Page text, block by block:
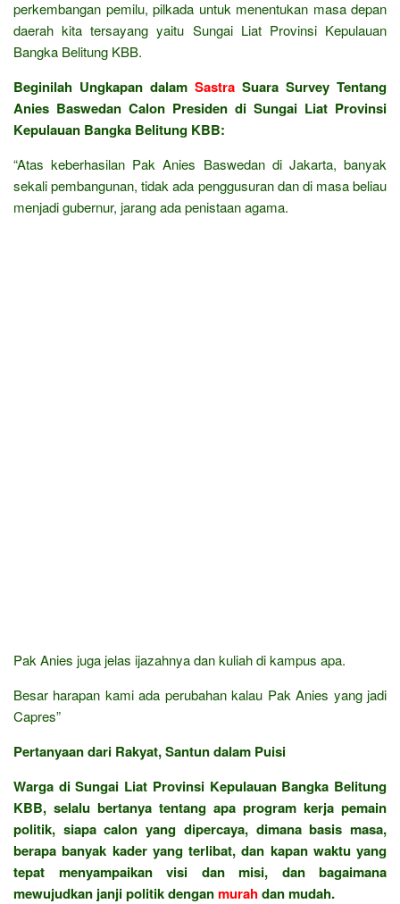
perkembangan pemilu, pilkada untuk menentukan masa depan
daerah kita tersayang yaitu Sungai Liat Provinsi Kepulauan
Bangka Belitung KBB.
Beginilah Ungkapan dalam Sastra Suara Survey Tentang
Anies Baswedan Calon Presiden di Sungai Liat Provinsi
Kepulauan Bangka Belitung KBB:
“Atas keberhasilan Pak Anies Baswedan di Jakarta, banyak
sekali pembangunan, tidak ada penggusuran dan di masa beliau
menjadi gubernur, jarang ada penistaan agama.
Pak Anies juga jelas ijazahnya dan kuliah di kampus apa.
Besar harapan kami ada perubahan kalau Pak Anies yang jadi
Capres”
Pertanyaan dari Rakyat, Santun dalam Puisi
Warga di Sungai Liat Provinsi Kepulauan Bangka Belitung
KBB, selalu bertanya tentang apa program kerja pemain
politik, siapa calon yang dipercaya, dimana basis masa,
berapa banyak kader yang terlibat, dan kapan waktu yang
tepat menyampaikan visi dan misi, dan bagaimana
mewujudkan janji politik denganmurahdan mudah.